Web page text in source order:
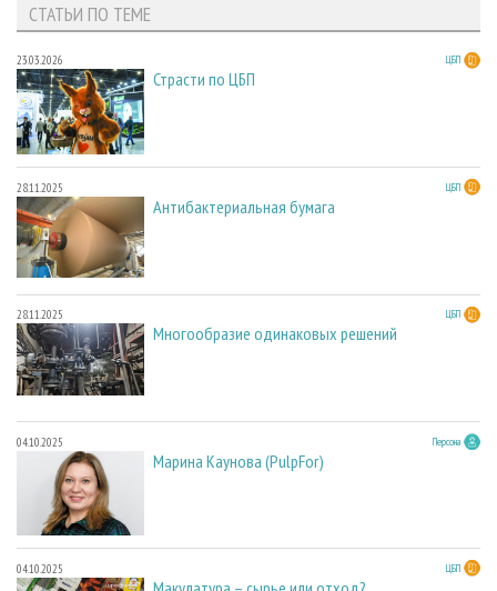
СТАТЬИ ПО ТЕМЕ
23.03.2026 ЦБП
Страсти по ЦБП
28.11.2025 ЦБП
Антибактериальная бумага
28.11.2025 ЦБП
Многообразие одинаковых решений
04.10.2025 Персона
Марина Каунова (PulpFor)
04.10.2025 ЦБП